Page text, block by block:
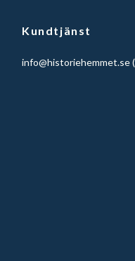
Kundtjänst
info@historiehemmet.se